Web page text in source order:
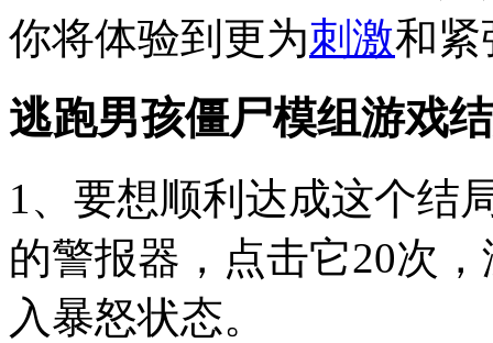
你将体验到更为刺激和紧
逃跑男孩僵尸模组游戏
1、要想顺利达成这个结
的警报器，点击它20次
入暴怒状态。